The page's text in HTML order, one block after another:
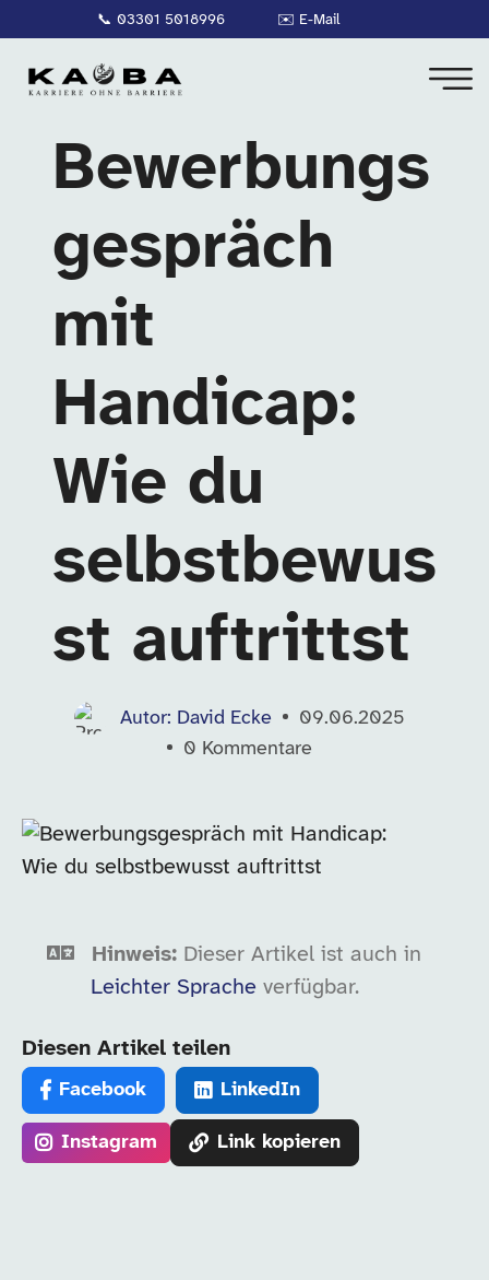
📞 03301 5018996 ✉️ E-Mail
Bewerbungs
gespräch
mit
Handicap:
Wie du
selbstbewus
st auftrittst
Autor: David Ecke
09.06.2025
0 Kommentare
Hinweis: Dieser Artikel ist auch in
Leichter Sprache verfügbar.
Diesen Artikel teilen
Facebook LinkedIn
Instagram Link kopieren